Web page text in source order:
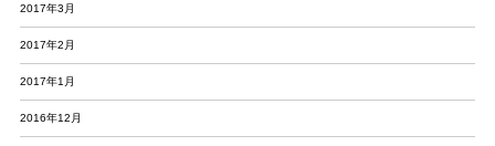
2017年3月
2017年2月
2017年1月
2016年12月